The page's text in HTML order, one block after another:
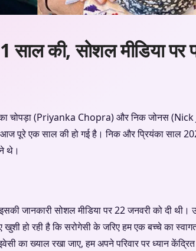
साल की, सोशल मीडिया पर
चोपड़ा (Priyanka Chopra) और निक जोनस (Nick
पूरे एक साल की हो गई है। निक और प्रियंका साल
थे।
जानकारी सोशल मीडिया पर 22 जनवरी को दी थी।
हो रही है कि सरोगेसी के जरिए हम एक बच्चे का
का ख्याल रखा जाए, हम अपने परिवार पर ध्यान